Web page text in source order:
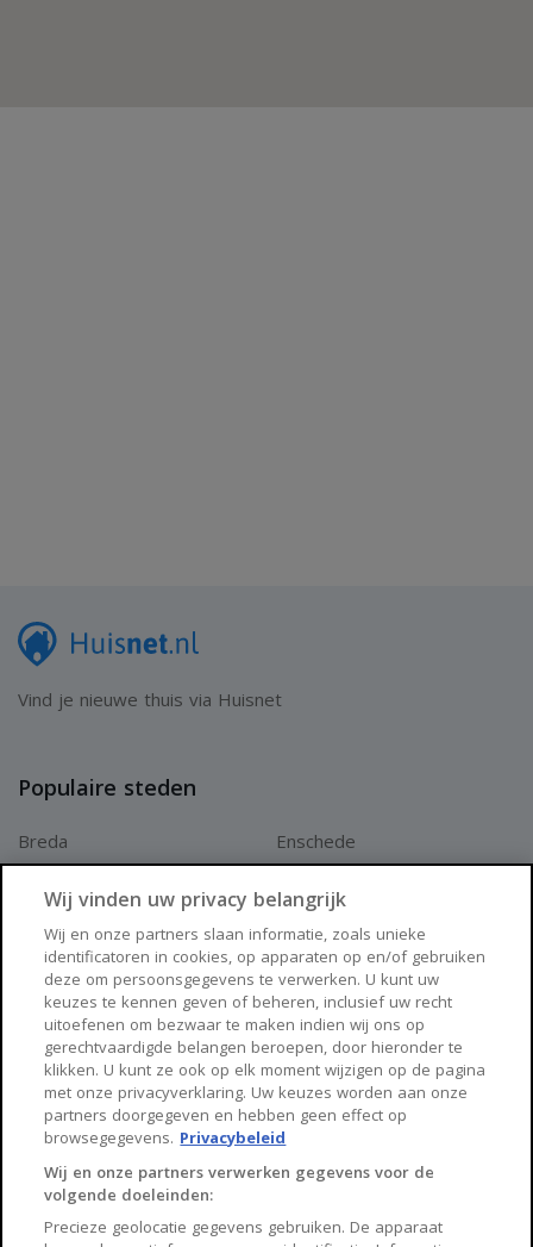
Vind je nieuwe thuis via Huisnet
Populaire steden
Breda
Arnhem
Enschede
Zwolle
Huisnet
Over Huisnet
Algemene voorwaarden
Privacybeleid
Contact
Sitemap
Wij vinden uw privacy belangrijk
Wij en onze partners slaan informatie, zoals unieke
identificatoren in cookies, op apparaten op en/of gebruiken
deze om persoonsgegevens te verwerken. U kunt uw
keuzes te kennen geven of beheren, inclusief uw recht
uitoefenen om bezwaar te maken indien wij ons op
gerechtvaardigde belangen beroepen, door hieronder te
klikken. U kunt ze ook op elk moment wijzigen op de pagina
met onze privacyverklaring. Uw keuzes worden aan onze
partners doorgegeven en hebben geen effect op
browsegegevens. Privacybeleid
Wij en onze partners verwerken gegevens voor de
volgende doeleinden:
Precieze geolocatie gegevens gebruiken. De apparaat